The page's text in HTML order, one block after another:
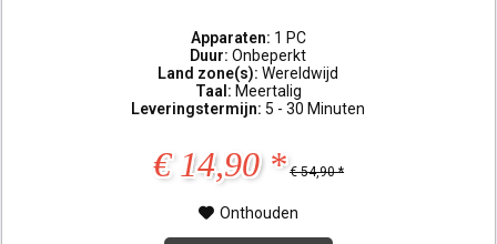
Apparaten: 1 PC
Duur:Onbeperkt
Land zone(s):Wereldwijd
Taal: Meertalig
Leveringstermijn: 5 - 30 Minuten
€ 14,90 * € 54,90 *
Onthouden